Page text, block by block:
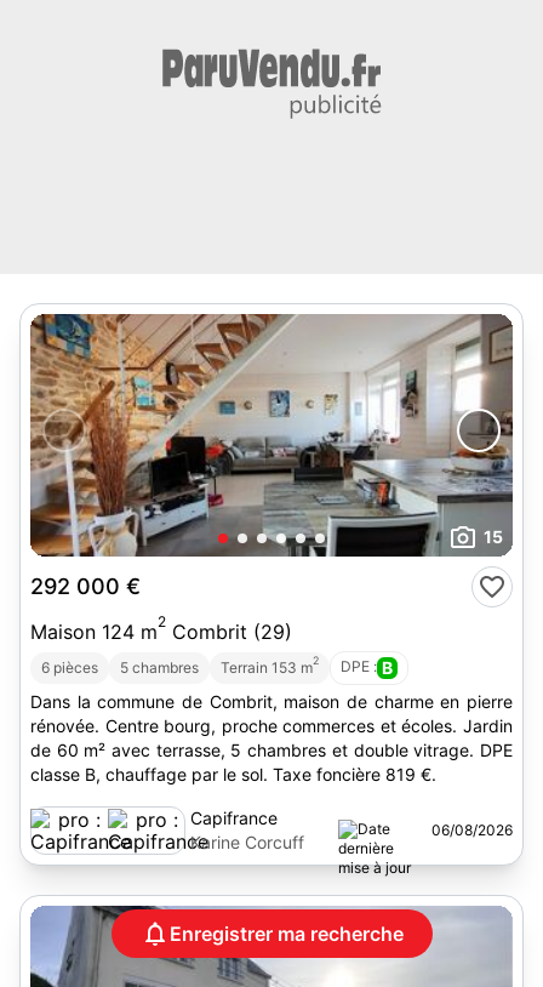
15
292 000 €
Maison 124 m2 Combrit (29)
6 pièces 5 chambres Terrain 153 m2 DPE : B
Dans la commune de Combrit, maison de charme en pierre
rénovée. Centre bourg, proche commerces et écoles. Jardin
de 60 m² avec terrasse, 5 chambres et double vitrage. DPE
classe B, chauffage par le sol. Taxe foncière 819 €.
Capifrance
Karine Corcuff
06/08/2026
Enregistrer ma recherche